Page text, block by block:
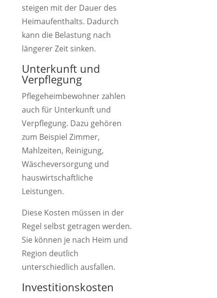
steigen mit der Dauer des
Heimaufenthalts. Dadurch
kann die Belastung nach
längerer Zeit sinken.
Unterkunft und
Verpflegung
Pflegeheimbewohner zahlen
auch für Unterkunft und
Verpflegung. Dazu gehören
zum Beispiel Zimmer,
Mahlzeiten, Reinigung,
Wäscheversorgung und
hauswirtschaftliche
Leistungen.
Diese Kosten müssen in der
Regel selbst getragen werden.
Sie können je nach Heim und
Region deutlich
unterschiedlich ausfallen.
Investitionskosten